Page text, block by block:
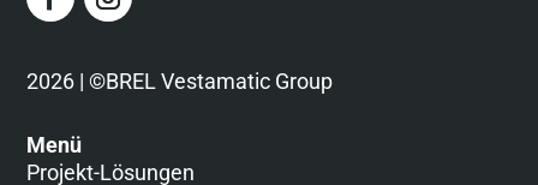
2026 | ©BREL Vestamatic Group
Menü
Projekt-Lösungen